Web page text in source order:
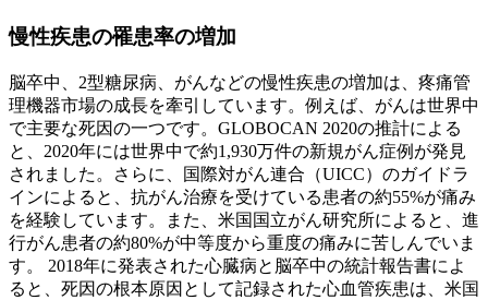
慢性疾患の罹患率の増加
脳卒中、2型糖尿病、がんなどの慢性疾患の増加は、疼痛管
理機器市場の成長を牽引しています。例えば、がんは世界中
で主要な死因の一つです。GLOBOCAN 2020の推計による
と、2020年には世界中で約1,930万件の新規がん症例が発見
されました。さらに、国際対がん連合（UICC）のガイドラ
インによると、抗がん治療を受けている患者の約55%が痛み
を経験しています。また、米国国立がん研究所によると、進
行がん患者の約80%が中等度から重度の痛みに苦しんでいま
す。 2018年に発表された心臓病と脳卒中の統計報告書によ
ると、死因の根本原因として記録された心血管疾患は、米国